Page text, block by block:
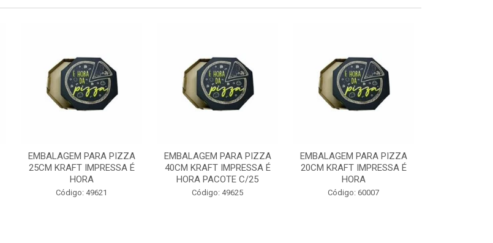
EMBALAGEM PARA PIZZA
25CM KRAFT IMPRESSA É
HORA
Código: 49621
EMBALAGEM PARA PIZZA
40CM KRAFT IMPRESSA É
HORA PACOTE C/25
Código: 49625
EMBALAGEM PARA PIZZA
20CM KRAFT IMPRESSA É
HORA
Código: 60007